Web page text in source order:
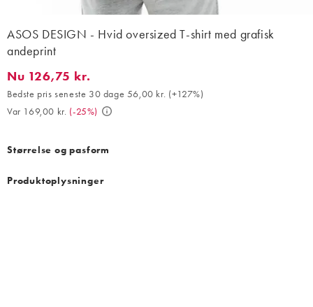
ASOS DESIGN - Hvid oversized T-shirt med grafisk
andeprint
Nu 126,75 kr.. Bedste pris seneste 30 dage 56,00 kr. (+127%).
Nu 126,75 kr.
Bedste pris seneste 30 dage 56,00 kr. (+127%)
Var 169,00 kr. (-25%)
Størrelse og pasform
Produktoplysninger